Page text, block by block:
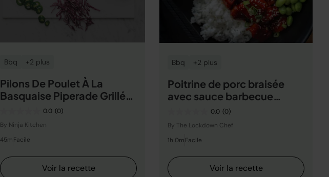
Bbq +2 plus
Pilons De Poulet À La
Basquaise Piperade Grillée
Aux 3 Poivrons
0.0 (0)
By Ninja Kitchen
45mFacile
Voir la recette
Bbq +2 plus
Poitrine de porc braisée
avec sauce barbecue
coréenne0.0 (0)
By The Lockdown Chef
1h 0mFacile
Voir la recette